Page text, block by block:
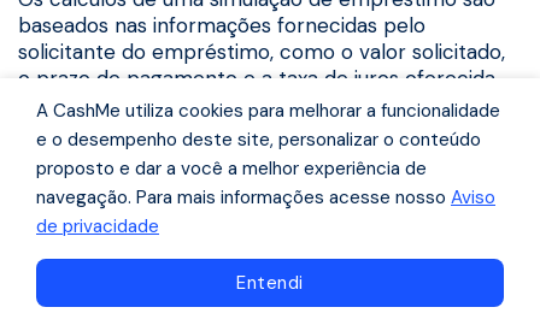
Navegue pelo conteúdo
baseados nas informações fornecidas pelo
solicitante do empréstimo, como o valor solicitado,
o prazo de pagamento e a taxa de juros oferecida
pela instituição financeira.
Normalmente, os cálculos incluem os seguintes
componentes:
Valor do empréstimo: é o montante solicitado
pelo cliente.
A CashMe utiliza cookies para melhorar a funcionalidade
e o desempenho deste site, personalizar o conteúdo
proposto e dar a você a melhor experiência de
navegação. Para mais informações acesse nosso Aviso
de privacidade
Entendi